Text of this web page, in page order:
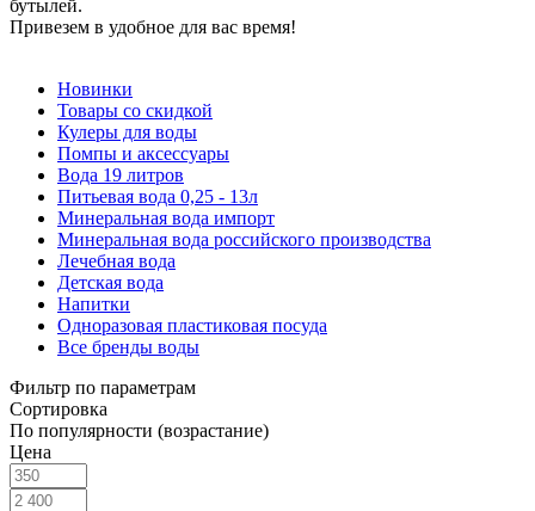
бутылей.
Привезем в удобное для вас время!
Новинки
Товары со скидкой
Кулеры для воды
Помпы и аксессуары
Вода 19 литров
Питьевая вода 0,25 - 13л
Минеральная вода импорт
Минеральная вода российского производства
Лечебная вода
Детская вода
Напитки
Одноразовая пластиковая посуда
Все бренды воды
Фильтр по параметрам
Сортировка
По популярности (возрастание)
Цена